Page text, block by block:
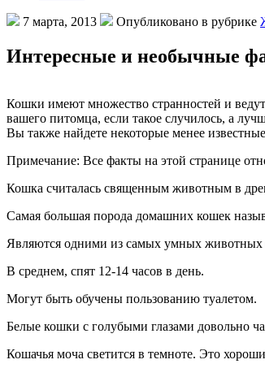
7 марта, 2013 Опубликовано в рубрике
Интересные и необычные
Кошки имеют множество странностей и
вашего питомца, если такое случилось, а
Вы также найдете некоторые менее
Примечание: Все факты на этой странице
Кошка считалась священным животным в
Самая большая порода домашних кошек
Являются одними из самых умных животных
В среднем, спят 12-14 часов в день.
Могут быть обучены пользованию туалетом.
Белые кошки с голубыми глазами довольно
Кошачья моча светится в темноте. Это